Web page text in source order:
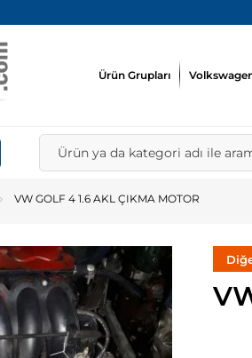
Ürün Grupları
VW GOLF 4 1.6 AKL ÇIKMA MOTOR